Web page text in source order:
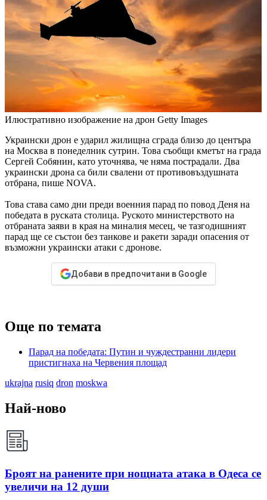
Илюстративно изображение на дрон Getty Images
Украински дрон е ударил жилищна сграда близо до центъра
на Москва в понеделник сутрин. Това съобщи кметът на града
Сергей Собянин, като уточнява, че няма пострадали. Два
украински дрона са били свалени от противовъздушната
отбрана, пише NOVA.
Това става само дни преди военния парад по повод Деня на
победата в руската столица. Руското министерството на
отбраната заяви в края на миналия месец, че тазгодишният
парад ще се състои без танкове и ракети заради опасения от
възможни украински атаки с дронове.
Добави в предпочитани в Google
Още по темата
Парад на победата: Путин и чуждестранни лидери
пристигнаха на Червения площад
ukrajna rusiq dron moskwa
Най-ново
Броят на ранените при нощната атака в Одеса се
увеличи на 12 души